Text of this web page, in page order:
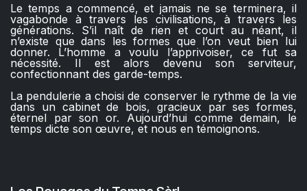
Le temps a commencé, et jamais ne se terminera, il
vagabonde à travers les civilisations, à travers les
générations. S’il naît de rien et court au néant, il
n’existe que dans les formes que l’on veut bien lui
donner. L’homme a voulu l’apprivoiser, ce fut sa
nécessité. Il est alors devenu son serviteur,
confectionnant des garde-temps.
La pendulerie a choisi de conserver le rythme de la vie
dans un cabinet de bois, gracieux par ses formes,
éternel par son or. Aujourd’hui comme demain, le
temps dicte son œuvre, et nous en témoignons.